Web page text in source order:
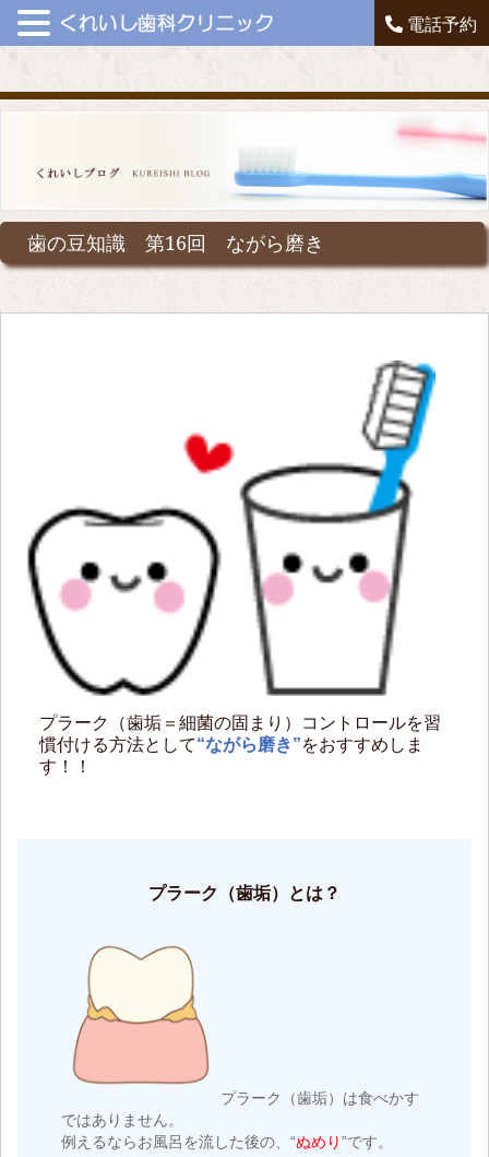
電話予約
歯の豆知識 第16回 ながら磨き
プラーク（歯垢＝細菌の固まり）コントロールを習
慣付ける方法として“ながら磨き”をおすすめしま
す！！
プラーク（歯垢）とは？
プラーク（歯垢）は食べかす
ではありません。
例えるならお風呂を流した後の、“ぬめり”です。